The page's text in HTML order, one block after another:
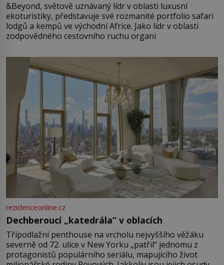
&Beyond, světově uznávaný lídr v oblasti luxusní
ekoturistiky, představuje své rozmanité portfolio safari
lodgů a kempů ve východní Africe. Jako lídr v oblasti
zodpovědného cestovního ruchu organi
rezidenceonline.cz
Dechberoucí „katedrála“ v oblacích
Třípodlažní penthouse na vrcholu nejvyššího věžáku
severně od 72. ulice v New Yorku „patřil“ jednomu z
protagonistů populárního seriálu, mapujícího život